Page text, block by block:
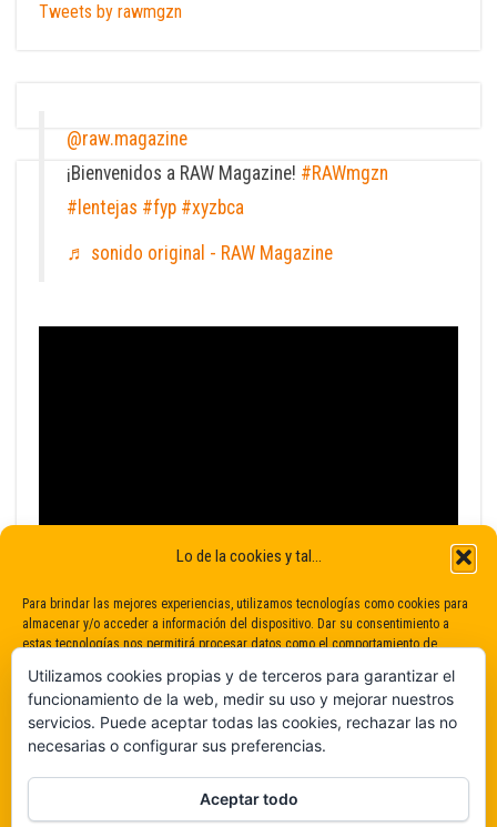
Lo de la cookies y tal...
Para brindar las mejores experiencias, utilizamos tecnologías como cookies para
almacenar y/o acceder a información del dispositivo. Dar su consentimiento a
estas tecnologías nos permitirá procesar datos como el comportamiento de
consentimiento puede afectar negativamente a determinadas características y
funciones.
De ninguna manera
Tweets by rawmgzn
@raw.magazine
¡Bienvenidos a RAW Magazine! #RAWmgzn
#lentejas #fyp #xyzbca
♬ sonido original - RAW Magazine
Utilizamos cookies propias y de terceros para garantizar el
funcionamiento de la web, medir su uso y mejorar nuestros
servicios. Puede aceptar todas las cookies, rechazar las no
necesarias o configurar sus preferencias.
Aceptar todo